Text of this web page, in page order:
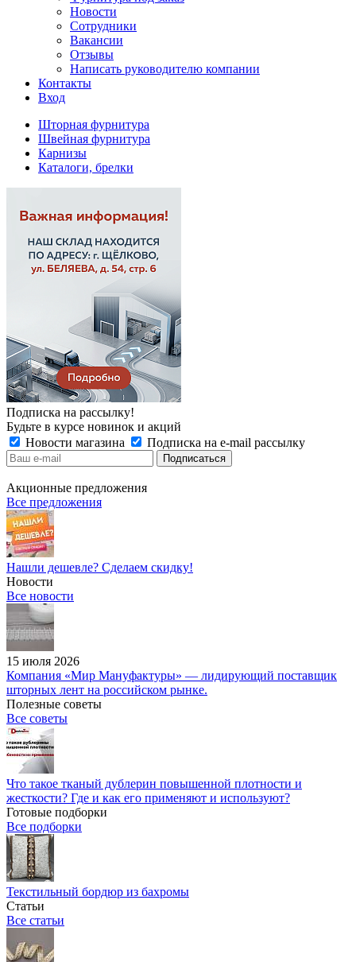
Новости
Сотрудники
Вакансии
Отзывы
Написать руководителю компании
Контакты
Вход
Шторная фурнитура
Швейная фурнитура
Карнизы
Каталоги, брелки
Подписка на рассылку!
Будьте в курсе новинок и акций
Новости магазина
Подписка на e-mail рассылку
Акционные предложения
Все предложения
Нашли дешевле? Сделаем скидку!
Новости
Все новости
15 июля 2026
Компания «Мир Мануфактуры» — лидирующий поставщик
шторных лент на российском рынке.
Полезные советы
Все советы
Что такое тканый дублерин повышенной плотности и
жесткости? Где и как его применяют и используют?
Готовые подборки
Все подборки
Текстильный бордюр из бахромы
Статьи
Все статьи